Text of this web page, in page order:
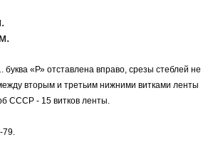
1796)
1762)
1741)
буква «Р» отставлена вправо, срезы стеблей не
вторым и третьим нижними витками ленты
СССР - 15 витков ленты.
79.